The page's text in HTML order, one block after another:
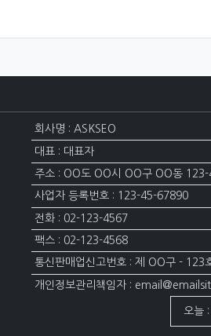
회사명 : ASKSEO
대표 : 대표자
주소 : OO도 OO시 OO구 OO동 123-
사업자 등록번호 : 123-45-67890
전화 : 02-123-4567
팩스 : 02-123-4568
통신판매업신고번호 : 제 OO구 - 123
개인정보관리책임자 :
접속자집
오늘